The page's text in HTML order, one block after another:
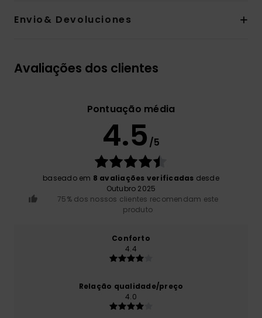
Envio& Devoluciones
Avaliações dos clientes
Pontuação média
4.5 /5
baseado em 8 avaliações verificadas desde
Outubro 2025
75% dos nossos clientes recomendam este
produto
Conforto
4.4
Relação qualidade/preço
4.0